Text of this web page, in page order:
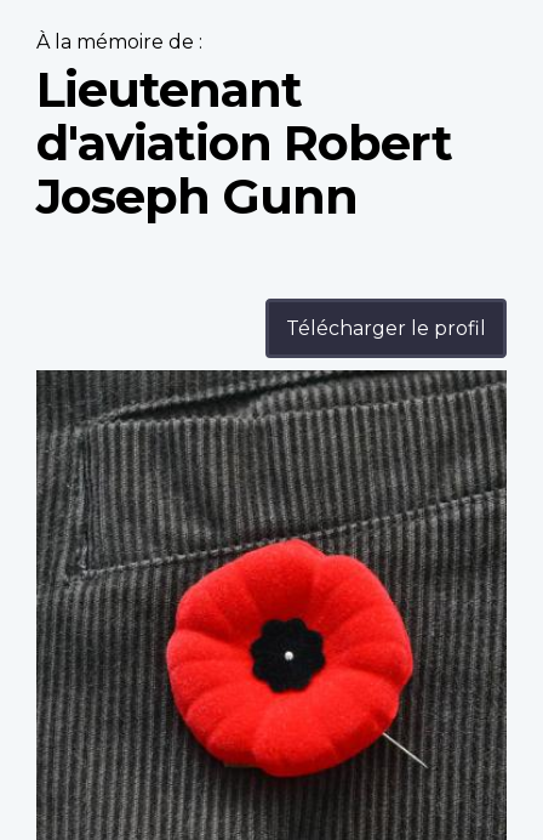
À la mémoire de :
Lieutenant
d'aviation Robert
Joseph Gunn
Télécharger le profil
Profile
image